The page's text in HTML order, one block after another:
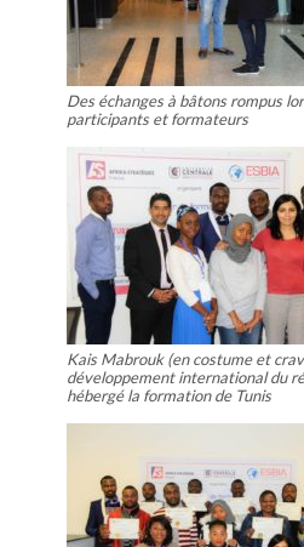
Des échanges à bâtons rompus
participants et formateurs
Kais Mabrouk (en costume et
développement international du
hébergé la formation de Tunis